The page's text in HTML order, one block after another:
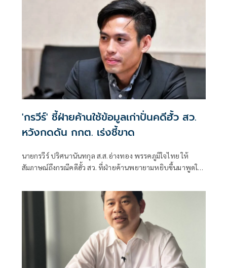
'กรวีร์' ชี้ฝ่ายค้านใช้ข้อมูลเก่าปั่นคดีฮั้ว สว.
หวังกดดัน กกต. เร่งชี้ขาด
นายกรวีร์ ปริศนานันทกุล ส.ส.อ่างทอง พรรคภูมิใจไทย ให้
สัมภาษณ์ถึงกรณีคดีฮั้ว สว. ที่ฝ่ายค้านพยายามหยิบขึ้นมาพูดใน
ไม่ได้กังวล เพราะทั้งหมดอยู่ในขั้นตอนของ คณะกรรมการการ
เลือกตั้ง (กกต.)